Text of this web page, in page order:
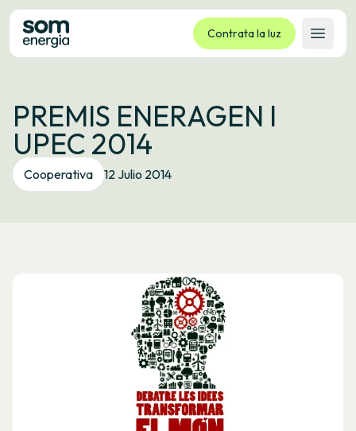
Contrata la luz
Abrir
Tarifas
Servicios
Empresas
La cooperativa
EU
PREMIS ENERAGEN I
UPEC 2014
Cooperativa 12 Julio 2014